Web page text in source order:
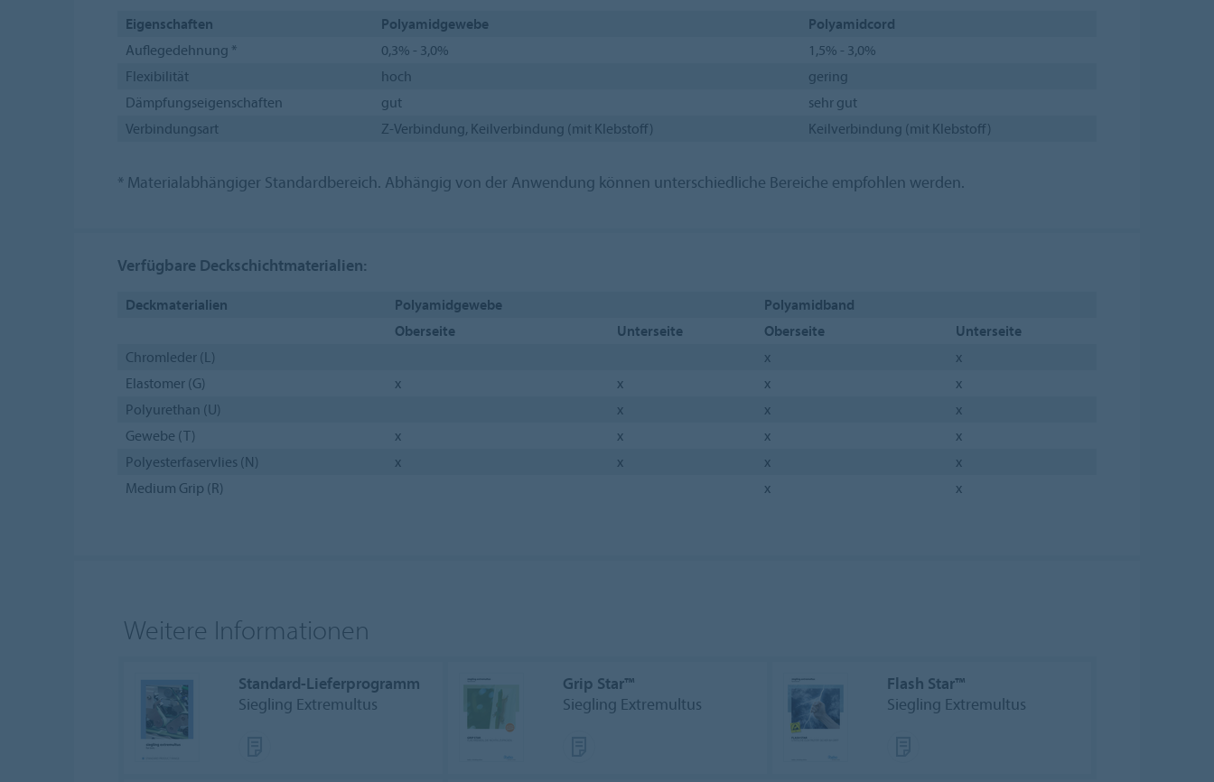
Eigenschaften Polyamidgewebe
Polyamidcord
Auflegedehnung *
0,3% - 3,0%
1,5% - 3,0%
Flexibilität
hoch
gering
Dämpfungseigenschaften
gut
sehr gut
Verbindungsart
Z-Verbindung, Keilverbindung (mit Klebstoff) Keilverbindung (mit Klebstoff)
* Materialabhängiger Standardbereich. Abhängig von der Anwendung können unterschiedliche Bereiche empfohlen werden.
Verfügbare Deckschichtmaterialien:
Deckmaterialien Polyamidgewebe
Polyamidband
Oberseite
Unterseite Oberseite
Unterseite
Chromleder (L)
x
x
Elastomer (G)
x x x
x
Polyurethan (U)
x x
x
Gewebe (T)
x x x
x
Polyesterfaservlies (N)
x x x
x
Medium Grip (R)
x x
Weitere Informationen
Standard-Lieferprogramm
Siegling Extremultus
Grip Star™
Siegling Extremultus
Flash Star™
Siegling Extremultus